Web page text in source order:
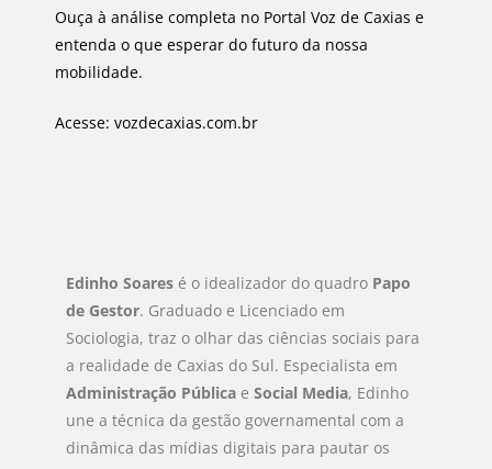
Ouça à análise completa no Portal Voz de Caxias e
entenda o que esperar do futuro da nossa
mobilidade.
Acesse: vozdecaxias.com.br
Edinho Soares é o idealizador do quadro Papo
de Gestor. Graduado e Licenciado em
Sociologia, traz o olhar das ciências sociais para
a realidade de Caxias do Sul. Especialista em
Administração Pública e Social Media, Edinho
une a técnica da gestão governamental com a
dinâmica das mídias digitais para pautar os